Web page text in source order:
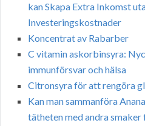
kan Skapa Extra Inkomst
Investeringskostnader
Koncentrat av Rabarber
C vitamin askorbinsyra:
immunförsvar och hälsa
Citronsyra för att rengöra
Kan man sammanföra
tätheten med andra